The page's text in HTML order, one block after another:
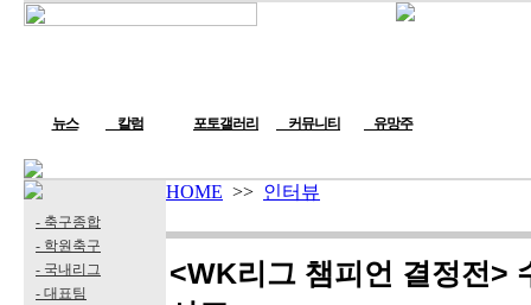
뉴스 칼럼 포토갤러리 커뮤니티 유망주
- 축구종합
- 학원축구
- 국내리그
- 대표팀
HOME >> 인터뷰
<WK리그 챔피언 결정전>